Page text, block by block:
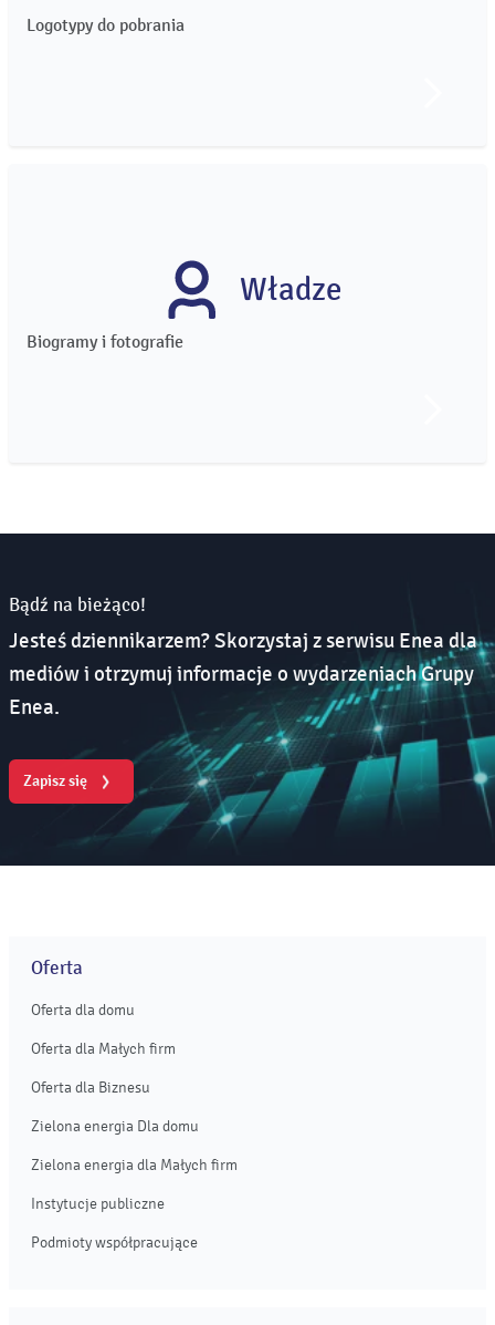
Logotypy do pobrania
Władze
Biogramy i fotografie
Bądź na bieżąco!
Jesteś dziennikarzem? Skorzystaj z serwisu Enea dla
mediów i otrzymuj informacje o wydarzeniach Grupy
Enea.
Zapisz się
Oferta
Oferta dla domu
Oferta dla Małych firm
Oferta dla Biznesu
Zielona energia Dla domu
Zielona energia dla Małych firm
Instytucje publiczne
Podmioty współpracujące